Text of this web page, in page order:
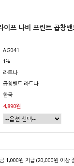
이프 나비 프린트 곱창
AG041
1%
라트나
곱창밴드 라트나
한국
4,890원
1,000원 지급 (20,000원 이상